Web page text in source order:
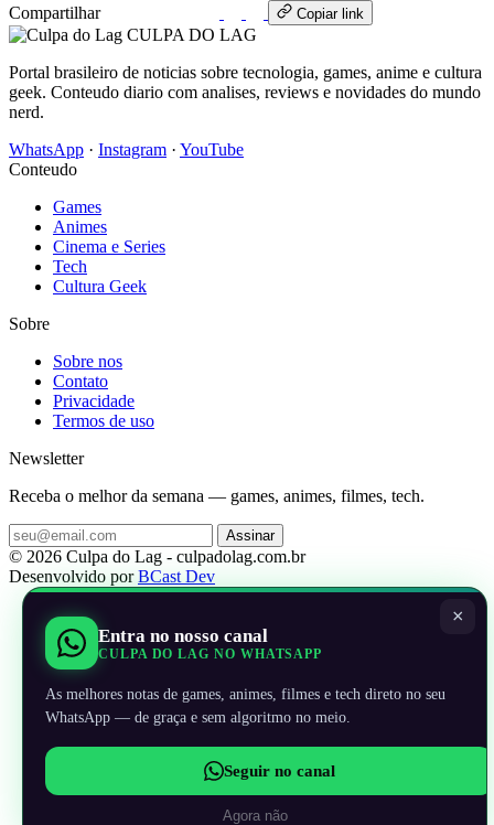
Compartilhar
Copiar link
CULPA DO LAG
Portal brasileiro de noticias sobre tecnologia, games, anime e cultura
geek. Conteudo diario com analises, reviews e novidades do mundo
nerd.
WhatsApp · Instagram · YouTube
Conteudo
Games
Animes
Cinema e Series
Tech
Cultura Geek
Sobre
Sobre nos
Contato
Privacidade
Termos de uso
Newsletter
Receba o melhor da semana — games, animes, filmes, tech.
Assinar
© 2026 Culpa do Lag - culpadolag.com.br
Desenvolvido porBCast Dev
×
Entra no nosso canal
CULPA DO LAG NO WHATSAPP
As melhores notas de games, animes, filmes e tech direto no seu
WhatsApp — de graça e sem algoritmo no meio.
Seguir no canal
Agora não